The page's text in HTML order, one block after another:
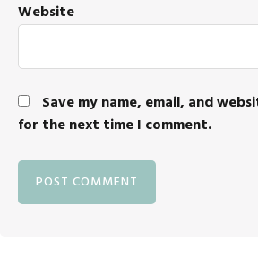
Website
Save my name, email, and
for the next time I comment.